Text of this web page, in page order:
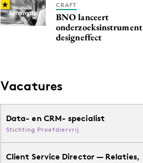
CRAFT
BNO lanceert
onderzoeksinstrument
designeffect
Vacatures
Data- en CRM- specialist
Stichting Proefdiervrij
Client Service Director — Relaties,